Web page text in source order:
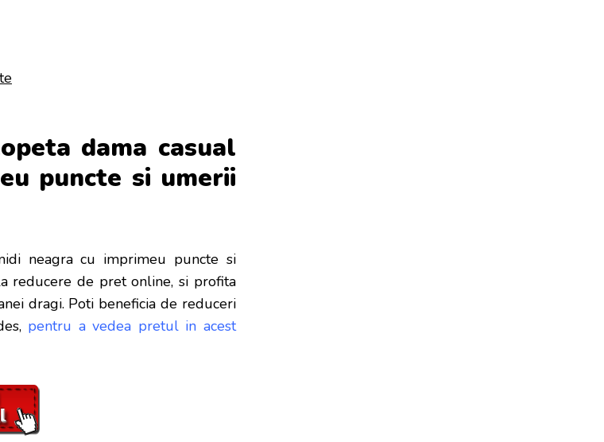
dama casual
puncte si umerii
neagra cu imprimeu puncte si
reducere de pret online, si profita
dragi. Poti beneficia de reduceri
pentru a vedea pretul in acest